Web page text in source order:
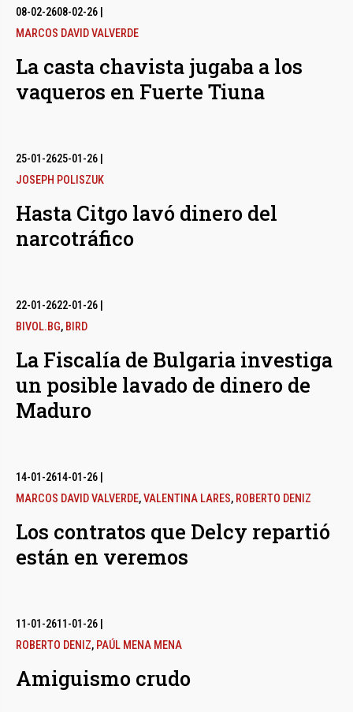
08-02-2608-02-26
MARCOS DAVID VALVERDE
La casta chavista jugaba a los
vaqueros en Fuerte Tiuna
25-01-2625-01-26
JOSEPH POLISZUK
Hasta Citgo lavó dinero del
narcotráfico
22-01-2622-01-26
BIVOL.BG, BIRD
La Fiscalía de Bulgaria investiga
un posible lavado de dinero de
Maduro
14-01-2614-01-26
MARCOS DAVID VALVERDE,VALENTINA LARES, ROBERTO DENIZ
Los contratos que Delcy repartió
están en veremos
11-01-2611-01-26
ROBERTO DENIZ, PAÚL MENA MENA
Amiguismo crudo